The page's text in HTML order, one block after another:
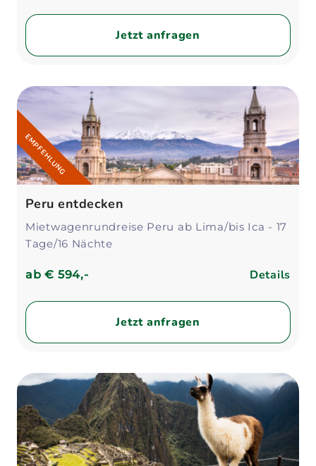
Jetzt anfragen
EMPFEHLUNG
Peru entdecken
Mietwagenrundreise Peru ab Lima/bis Ica - 17
Tage/16 Nächte
ab€ 594,- Details
Jetzt anfragen